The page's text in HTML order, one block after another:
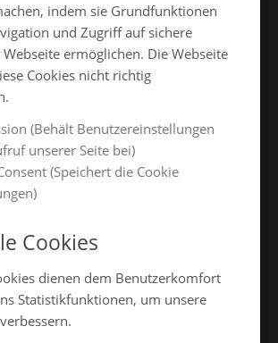
indem sie Grundfunktionen
und Zugriff auf sichere
ermöglichen. Die Webseite
Cookies nicht richtig
(Behält Benutzereinstellungen
unserer Seite bei)
(Speichert die Cookie
Cookies
dienen dem Benutzerkomfort
Statistikfunktionen, um unsere